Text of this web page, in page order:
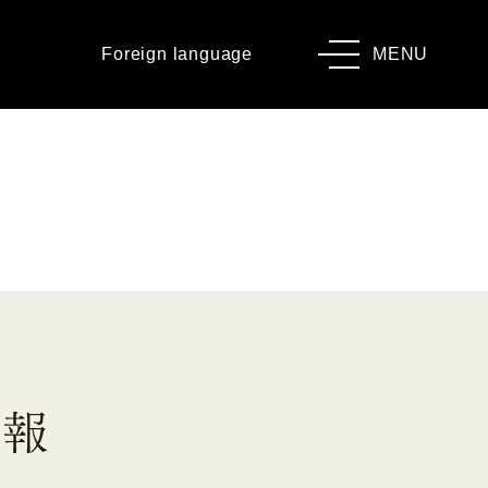
Foreign language MENU